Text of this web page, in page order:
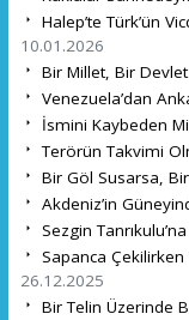
Halep’te Türk’ün
10.01.2026
Bir Millet, Bir Devlet
Venezuela’dan
İsmini Kaybeden
Terörün Takvimi
Bir Göl Susarsa,
Akdeniz’in
Sezgin Tanrıkulu’na
Sapanca Çekilirken
26.12.2025
Bir Telin Üzerinde